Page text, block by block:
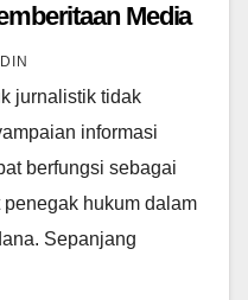
Media
jurnalistik tidak
informasi
berfungsi sebagai
hukum dalam
Sepanjang